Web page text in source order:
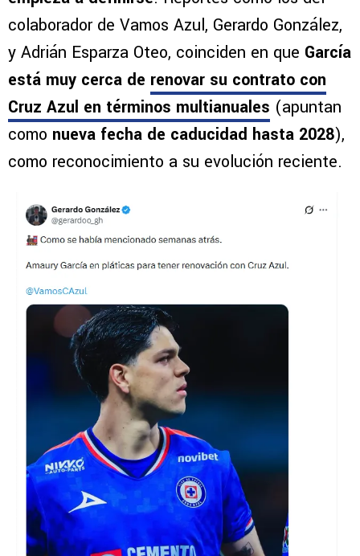
colaborador de Vamos Azul, Gerardo González,
y Adrián Esparza Oteo, coinciden en que García
está muy cerca de renovar su contrato con
Cruz Azul en términos multianuales (apuntan
como nueva fecha de caducidad hasta 2028),
como reconocimiento a su evolución reciente.